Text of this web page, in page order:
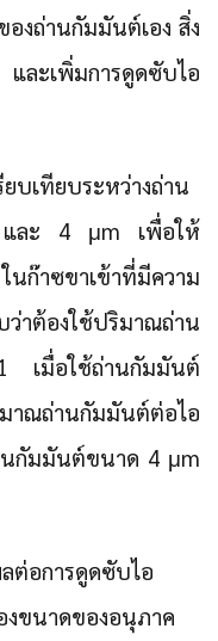
งถ่านกัมมันต์เอง สิ่ง
ะเพิ่มการดูดซับไอ
บเทียบระหว่างถ่าน
ละ 4 μm เพื่อให้
ก๊าซขาเข้าที่มีความ
ต้องใช้ปริมาณถ่าน
เมื่อใช้ถ่านกัมมันต์
ณถ่านกัมมันต์ต่อไอ
นกัมมันต์ขนาด 4 μm
ต่อการดูดซับไอ
ขนาดของอนุภาค